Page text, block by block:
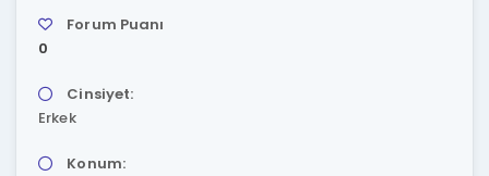
Forum Puanı
0
Cinsiyet:
Erkek
Konum: